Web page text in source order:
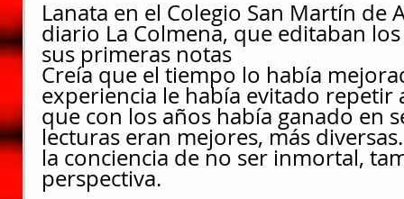
Lanata en el Colegio San Martín de
diario La Colmena, que editaban
sus primeras notas
Creía que el tiempo lo había
experiencia le había evitado
que con los años había ganado en
lecturas eran mejores, más
la conciencia de no ser inmortal,
perspectiva.